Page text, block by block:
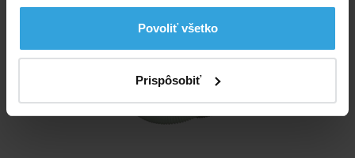
Povoliť všetko
Prispôsobiť